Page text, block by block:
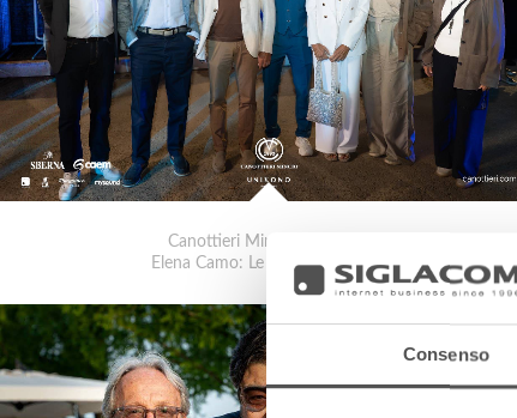
Consenso
Canottieri Mincio . Unixono
Elena Camo: Le Grandi Voci Pop